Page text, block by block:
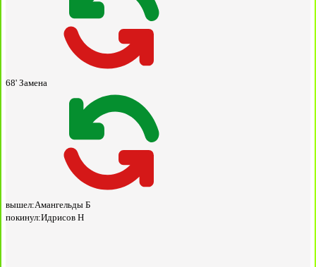
68' Замена
вышел:Амангельды Б
покинул:Идрисов Н